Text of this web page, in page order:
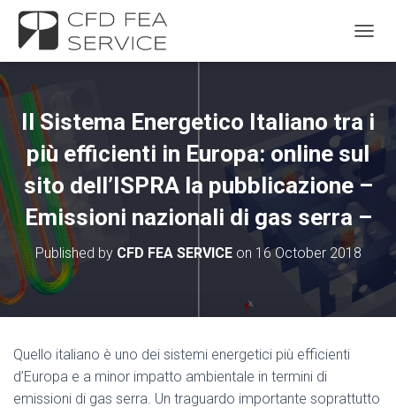
Il Sistema Energetico Italiano tra i
più efficienti in Europa: online sul
sito dell’ISPRA la pubblicazione –
Emissioni nazionali di gas serra –
Published by CFD FEA SERVICEon 16 October 2018
Quello italiano è uno dei sistemi energetici più efficienti
d’Europa e a minor impatto ambientale in termini di
emissioni di gas serra. Un traguardo importante soprattutto